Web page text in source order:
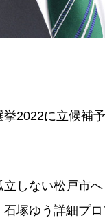
2022に立候補
しない松戸市へ
塚ゆう詳細プ